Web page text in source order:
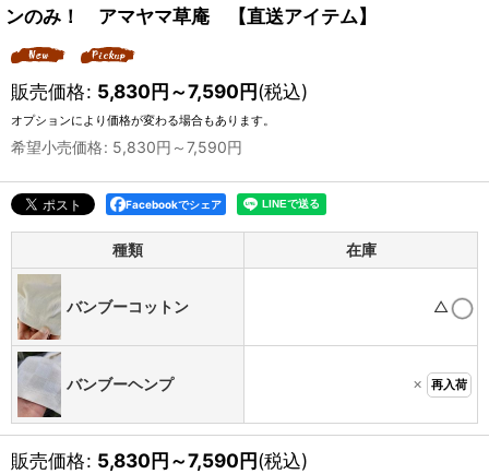
ンのみ！ アマヤマ草庵 【直送アイテム】
販売価格: 5,830円～7,590円(税込)
オプションにより価格が変わる場合もあります。
希望小売価格: 5,830円 ～7,590円
Facebookでシェア
種類 在庫
バンブーコットン △
バンブーヘンプ × 再入荷
販売価格: 5,830円～7,590円(税込)